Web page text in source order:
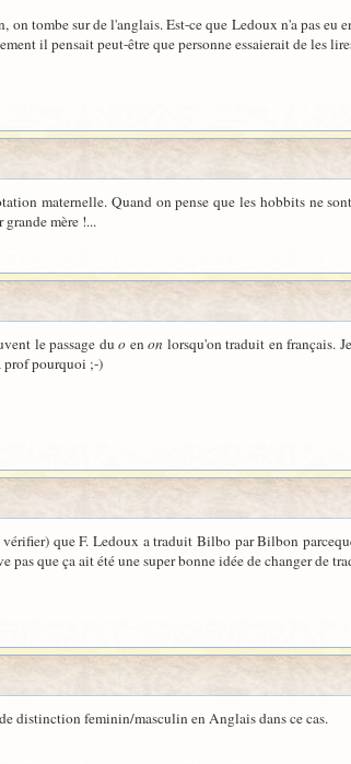
tombe sur de l'anglais. Est-ce que Ledoux n'a pas eu
il pensait peut-être que personne essaierait de les
maternelle. Quand on pense que les hobbits ne
mère !...
le passage duo enon lorsqu'on traduit en français.
prof pourquoi ;-)
vérifier) que F. Ledoux a traduit Bilbo par Bilbon
pas que ça ait été une super bonne idée de changer de
distinction feminin/masculin en Anglais dans ce cas.